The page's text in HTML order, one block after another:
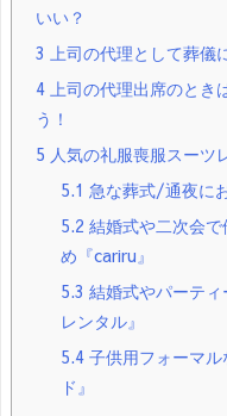
いい？
3 上司の代理として葬儀
4 上司の代理出席のとき
う！
5 人気の礼服喪服スーツ
5.1 急な葬式/通夜に
5.2 結婚式や二次会
め『cariru』
5.3 結婚式やパーテ
レンタル』
5.4 子供用フォーマ
ド』